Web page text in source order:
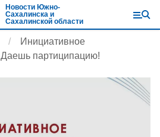
Новости Южно-
Сахалинска и
Сахалинской области
Инициативное
Даешь партиципацию!